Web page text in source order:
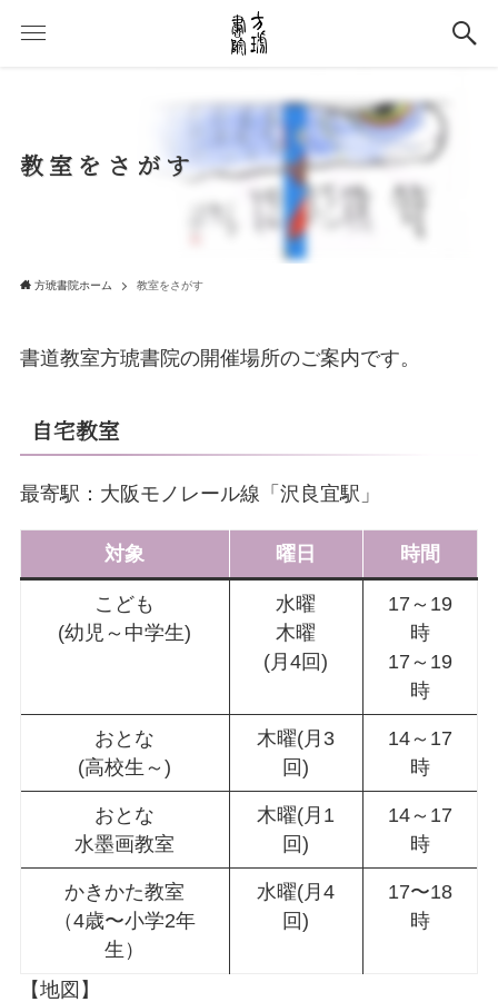
教室をさがす
方琥書院ホーム 教室をさがす
書道教室方琥書院の開催場所のご案内です。
自宅教室
最寄駅：大阪モノレール線「沢良宜駅」
対象 曜日 時間
こども
(幼児～中学生)
水曜
木曜
(月4回)
17～19
時
17～19
時
おとな
(高校生～)
木曜(月3
回)
14～17
時
おとな
水墨画教室
木曜(月1
回)
14～17
時
かきかた教室
（4歳〜小学2年
生）
水曜(月4
回)
17〜18
時
【地図】